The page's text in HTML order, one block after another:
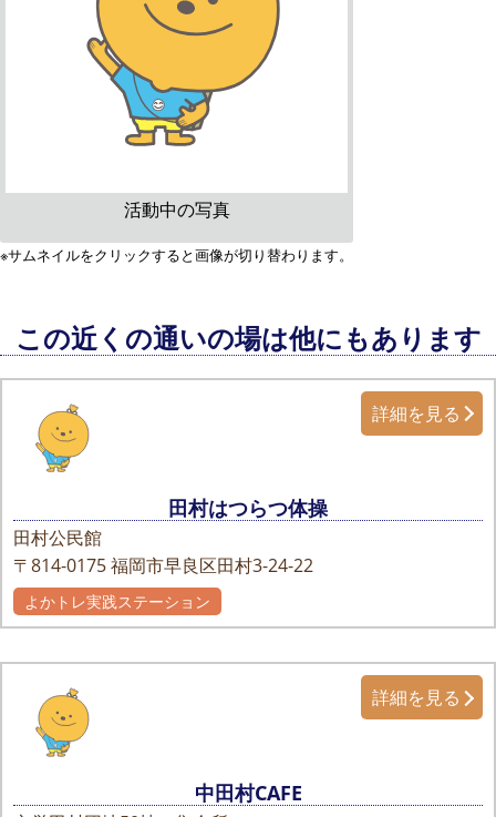
活動中の写真
※サムネイルをクリックすると画像が切り替わります。
この近くの通いの場は他にもあります
田村はつらつ体操
田村公民館
〒814-0175福岡市早良区田村3-24-22
詳細を見る
よかトレ実践ステーション
中田村CAFE
詳細を見る